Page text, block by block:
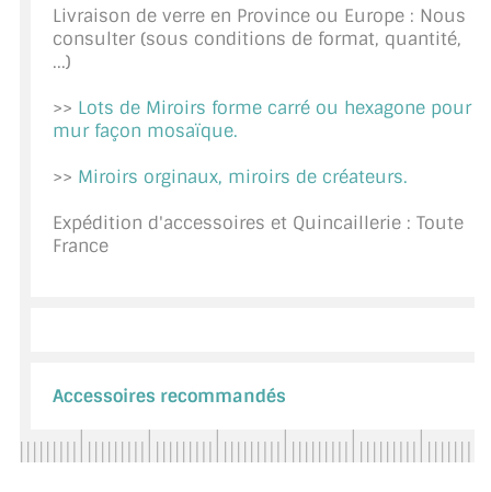
CONSEILS / AIDE
A PROPOS DE LA LIVRAISON
COMPTE PRO
MON PANIER
PLAN DU SITE
Livraison de verre en Province ou Europe : Nous
consulter (sous conditions de format, quantité,
...)
>> Lots de Miroirs forme carré ou hexagone pour
mur façon mosaïque.
>> Miroirs orginaux, miroirs de créateurs.
Expédition d'accessoires et Quincaillerie : Toute
France
Accessoires recommandés